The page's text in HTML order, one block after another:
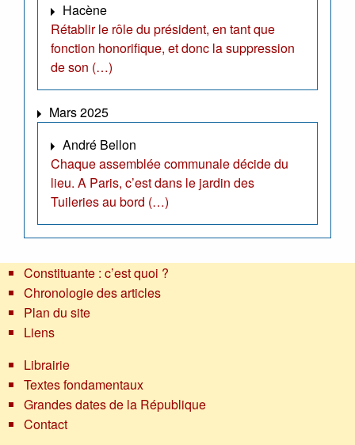
Hacène
Rétablir le rôle du président, en tant que
fonction honorifique, et donc la suppression
de son (…)
Mars 2025
André Bellon
Chaque assemblée communale décide du
lieu. A Paris, c’est dans le jardin des
Tuileries au bord (…)
Constituante : c’est quoi ?
Chronologie des articles
Plan du site
Liens
Librairie
Textes fondamentaux
Grandes dates de la République
Contact